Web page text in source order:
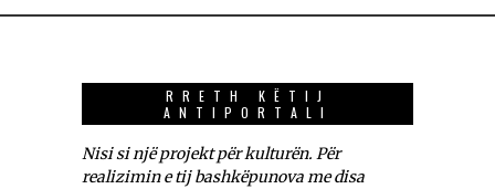
RRETH KËTIJ
ANTIPORTALI
Nisi si një projekt për kulturën. Për
realizimin e tij bashkëpunova me disa